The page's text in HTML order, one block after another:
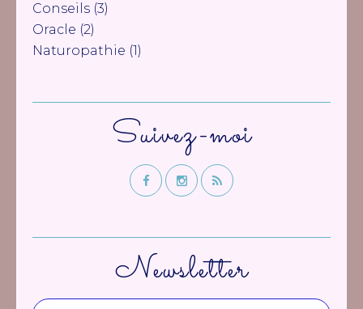
Newsletter
Conseils (3)
Oracle (2)
Naturopathie (1)
Suivez-moi